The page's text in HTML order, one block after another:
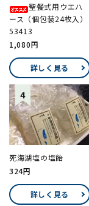
聖餐式用ウエハ
ース（個包装24枚入）
53413
1,080円
詳しく見る
死海湖塩の塩飴
324円
詳しく見る